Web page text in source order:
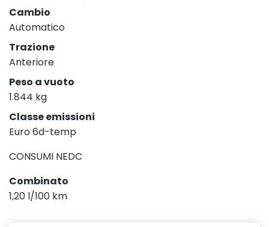
Cambio
Automatico
Trazione
Anteriore
Peso a vuoto
1.844 kg
Classe emissioni
Euro 6d-temp
CONSUMI NEDC
Combinato
1,20 l/100 km